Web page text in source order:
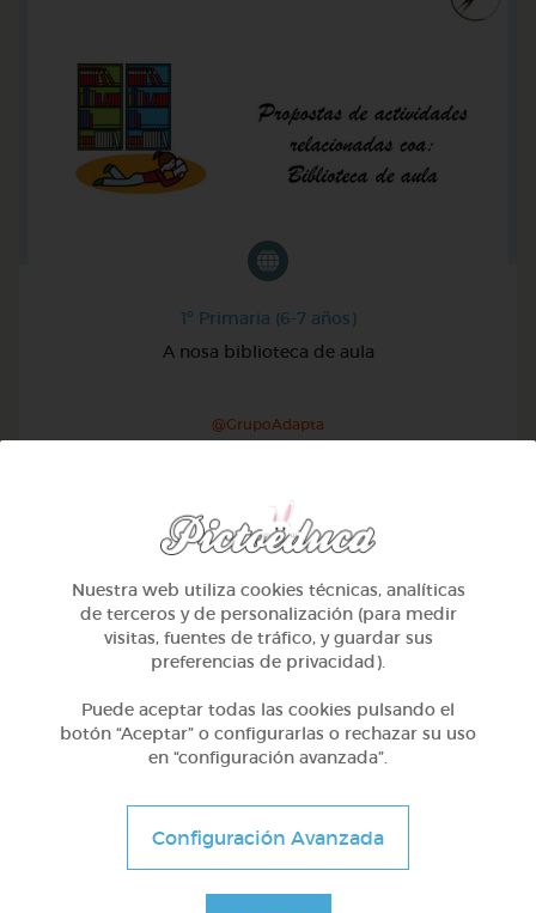
1º Primaria (6-7 años)
A nosa biblioteca de aula
@GrupoAdapta
Sílabas trabadas
Nuestra web utiliza cookies técnicas, analíticas
de terceros y de personalización (para medir
visitas, fuentes de tráfico, y guardar sus
preferencias de privacidad).
Puede aceptar todas las cookies pulsando el
botón “Aceptar” o configurarlas o rechazar su uso
en “configuración avanzada”.
Configuración Avanzada